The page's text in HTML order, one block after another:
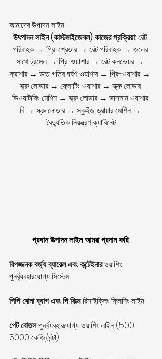
আমাদের উত্পাদন লাইন
উৎপাদন লাইন (কাস্টমাইজেবল) কাজের প্রক্রিয়া: বেল্ট
পরিবাহক → প্রি-শ্রেডার → বেল্ট পরিবাহক → জলের
সাথে ট্রমেল → প্রি-ওয়াশার → বেল্ট কনভেয়র →
ক্রাশার → উচ্চ গতির ঘর্ষণ ওয়াশার → প্রি-ওয়াশার →
স্ক্রু লোডার → ফ্লোটিং ওয়াশার → স্ক্রু লোডার
ডিওয়াটারিং মেশিন → স্ক্রু লোডার → ভাসমান ওয়াশার
বি → স্ক্রু লোডার → স্কুইজ ড্রায়ার মেশিন →
বৈদ্যুতিক নিয়ন্ত্রণ ক্যাবিনেট
প্রধান উত্পাদন লাইন আমরা প্রদান করি:
বিপজ্জনক বর্জ্য ব্যারেল এবং কন্টেইনার ওয়াশিং
পুনর্ব্যবহারযোগ্য সিস্টেম
পিপি বোনা ব্যাগ এবং পি ফিল্ম রিসাইক্লিং ক্লিনিং লাইন
পেট বোতল পুনর্ব্যবহারযোগ্য ওয়াশিং লাইন (500-
5000 কেজি/ঘন্টা)